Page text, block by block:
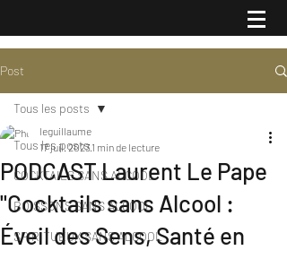
Post
Tous les posts
COCKTAILS SANS ALCOOL
BOISSONS SANS ALCOOL
SPIRITUEUX SANS ALCOOL
Tous les posts
PODCAST Laurent Le Pape
"Cocktails sans Alcool :
Éveil des Sens, Santé en
leguillaume
17 juil. 2023 1 min de lecture